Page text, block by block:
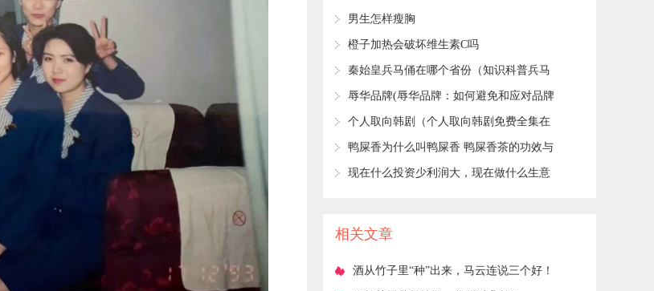
震破坏力如何？
​男生怎样瘦胸
​橙子加热会破坏维生素C吗
​秦始皇兵马俑在哪个省份（知识科普兵马
俑的地理位置）
​辱华品牌(辱华品牌：如何避免和应对品牌
辱华事件)
​个人取向韩剧（个人取向韩剧免费全集在
线观看）
​鸭屎香为什么叫鸭屎香 鸭屎香茶的功效与
作用
​现在什么投资少利润大，现在做什么生意
相关文章
​酒从竹子里“种”出来，马云连说三个好！